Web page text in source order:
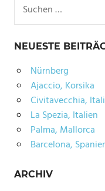
nach:
NEUESTE
Nürnberg
Ajaccio, Korsika
Civitavecchia,
La Spezia, Italien
Palma, Mallorca
Barcelona,
ARCHIV